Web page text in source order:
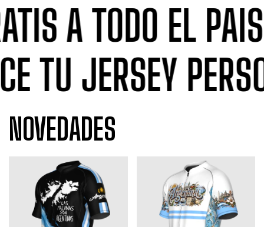
A TODO EL PAIS
HACE TU JERSEY
NOVEDADES